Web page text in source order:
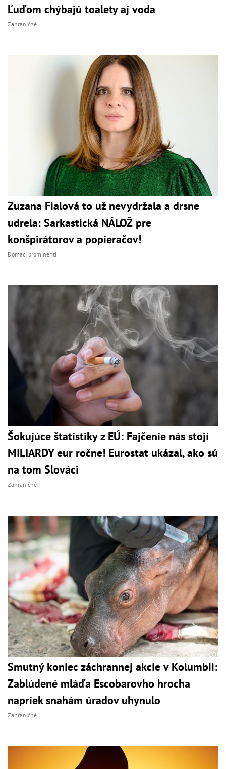
Ľuďom chýbajú toalety aj voda
Zahraničné
Zuzana Fialová to už nevydržala a drsne
udrela: Sarkastická NÁLOŽ pre
konšpirátorov a popieračov!
Domáci prominenti
Šokujúce štatistiky z EÚ: Fajčenie nás stojí
MILIARDY eur ročne! Eurostat ukázal, ako sú
na tom Slováci
Zahraničné
Smutný koniec záchrannej akcie v Kolumbii:
Zablúdené mláďa Escobarovho hrocha
napriek snahám úradov uhynulo
Zahraničné